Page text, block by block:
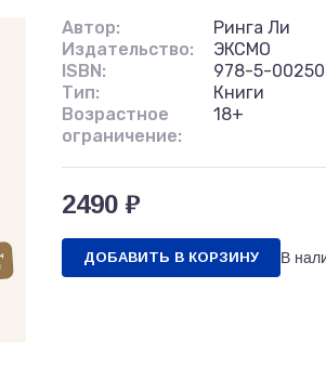
Автор:
Ринга Ли
Издательство:
ЭКСМО
ISBN:
978-5-
Тип:
Книги
Возрастное
ограничение:
18+
2490 ₽
ДОБАВИТЬ В КОРЗИНУ В